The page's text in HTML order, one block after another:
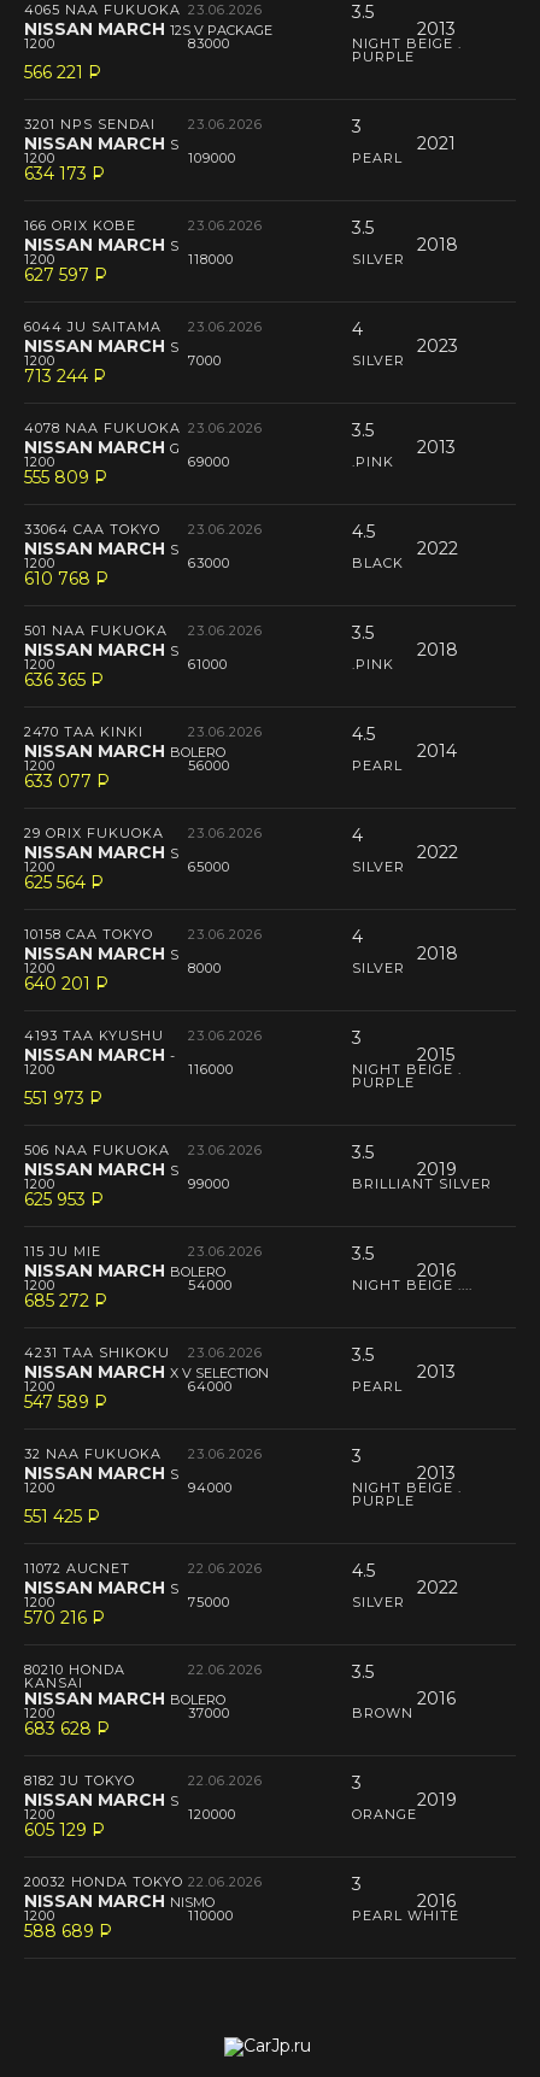
4065 NAA FUKUOKA 23.06.2026 3.5
NISSAN MARCH 12S V PACKAGE 2013
1200 83000 NIGHT BEIGE .
PURPLE
566 221 P
--
3201 NPS SENDAI 23.06.2026 3
NISSAN MARCH S 2021
1200 109000 PEARL
634 173 P
--
166 ORIX KOBE 23.06.2026 3.5
NISSAN MARCH S 2018
1200 118000 SILVER
627 597 P
--
6044 JU SAITAMA 23.06.2026 4
NISSAN MARCH S 2023
1200 7000 SILVER
713 244 P
--
4078 NAA FUKUOKA 23.06.2026 3.5
NISSAN MARCH G 2013
1200 69000 .PINK
555 809 P
--
33064 CAA TOKYO 23.06.2026 4.5
NISSAN MARCH S 2022
1200 63000 BLACK
610 768 P
--
501 NAA FUKUOKA 23.06.2026 3.5
NISSAN MARCH S 2018
1200 61000 .PINK
636 365 P
--
2470 TAA KINKI 23.06.2026 4.5
NISSAN MARCH BOLERO 2014
1200 56000 PEARL
633 077 P
--
29 ORIX FUKUOKA 23.06.2026 4
NISSAN MARCH S 2022
1200 65000 SILVER
625 564 P
--
10158 CAA TOKYO 23.06.2026 4
NISSAN MARCH S 2018
1200 8000 SILVER
640 201 P
--
4193 TAA KYUSHU 23.06.2026 3
NISSAN MARCH - 2015
1200 116000 NIGHT BEIGE .
PURPLE
551 973 P
--
506 NAA FUKUOKA 23.06.2026 3.5
NISSAN MARCH S 2019
1200 99000 BRILLIANT SILVER
625 953 P
--
115 JU MIE 23.06.2026 3.5
NISSAN MARCH BOLERO 2016
1200 54000 NIGHT BEIGE ....
685 272 P
--
4231 TAA SHIKOKU 23.06.2026 3.5
NISSAN MARCH X V SELECTION 2013
1200 64000 PEARL
547 589 P
--
32 NAA FUKUOKA 23.06.2026 3
NISSAN MARCH S 2013
1200 94000 NIGHT BEIGE .
PURPLE
551 425 P
--
11072 AUCNET 22.06.2026 4.5
NISSAN MARCH S 2022
1200 75000 SILVER
570 216 P
--
80210 HONDA
KANSAI
22.06.2026
3.5
NISSAN MARCH BOLERO 2016
1200 37000 BROWN
683 628 P
--
8182 JU TOKYO 22.06.2026 3
NISSAN MARCH S 2019
1200 120000 ORANGE
605 129 P
--
20032 HONDA TOKYO 22.06.2026 3
NISSAN MARCH NISMO 2016
1200 110000 PEARL WHITE
588 689 P
--